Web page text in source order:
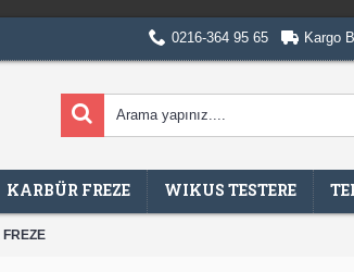
0216-364 95 65 Kargo
KARBÜR FREZE WIKUS TESTERE